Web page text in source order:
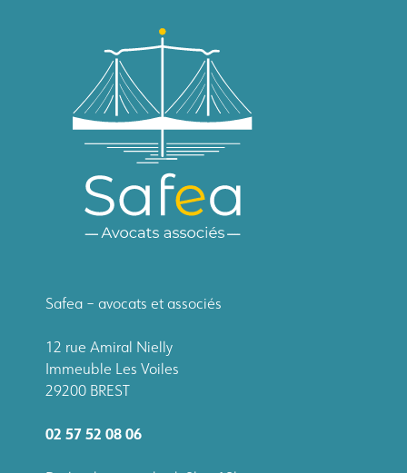
Safea – avocats et associés
12 rue Amiral Nielly
Immeuble Les Voiles
29200 BREST
02 57 52 08 06